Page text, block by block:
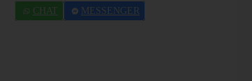
CHAT MESSENGER